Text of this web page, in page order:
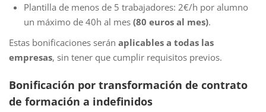
Plantilla de menos de 5 trabajadores: 2€/h por alumno
un máximo de 40h al mes (80 euros al mes).
Estas bonificaciones serán aplicables a todas las
empresas, sin tener que cumplir requisitos previos.
Bonificación por transformación de contrato
de formación a indefinidos